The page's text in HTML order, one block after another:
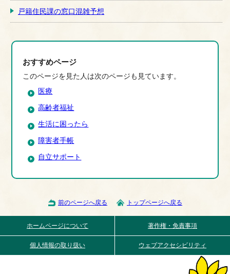
戸籍住民課の窓口混雑予想
おすすめページ
このページを見た人は次のページも見ています。
医療
高齢者福祉
生活に困ったら
障害者手帳
自立サポート
前のページへ戻る トップページへ戻る
ホームページについて 著作権・免責事項
個人情報の取り扱い ウェブアクセシビリティ